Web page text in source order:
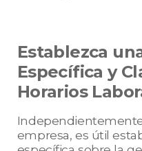
Establezca
Específica y
Horarios
empresa, es útil